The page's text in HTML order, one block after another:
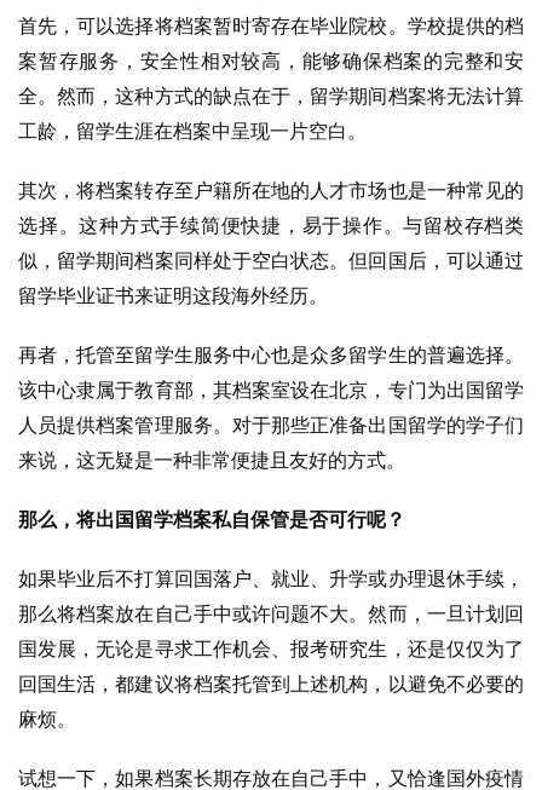
首先，可以选择将档案暂时寄存在毕业院校。学校提供的档
案暂存服务，安全性相对较高，能够确保档案的完整和安
全。然而，这种方式的缺点在于，留学期间档案将无法计算
工龄，留学生涯在档案中呈现一片空白。
其次，将档案转存至户籍所在地的人才市场也是一种常见的
选择。这种方式手续简便快捷，易于操作。与留校存档类
似，留学期间档案同样处于空白状态。但回国后，可以通过
留学毕业证书来证明这段海外经历。
再者，托管至留学生服务中心也是众多留学生的普遍选择。
该中心隶属于教育部，其档案室设在北京，专门为出国留学
人员提供档案管理服务。对于那些正准备出国留学的学子们
来说，这无疑是一种非常便捷且友好的方式。
那么，将出国留学档案私自保管是否可行呢？
如果毕业后不打算回国落户、就业、升学或办理退休手续，
那么将档案放在自己手中或许问题不大。然而，一旦计划回
国发展，无论是寻求工作机会、报考研究生，还是仅仅为了
回国生活，都建议将档案托管到上述机构，以避免不必要的
麻烦。
试想一下，如果档案长期存放在自己手中，又恰逢国外疫情